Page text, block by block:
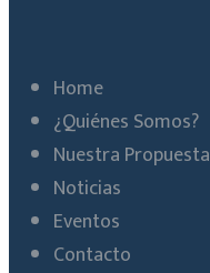
Home
¿Quiénes Somos?
Nuestra Propuesta
Noticias
Eventos
Contacto